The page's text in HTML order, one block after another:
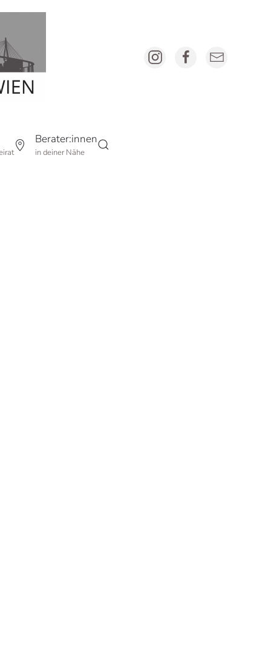
Berater:innen
in deiner Nähe